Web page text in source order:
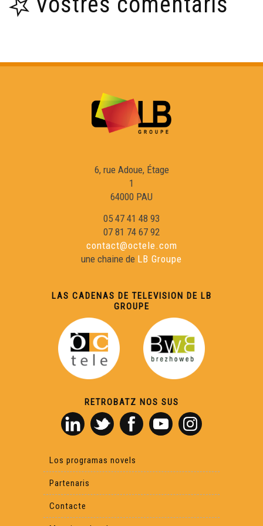
6, rue Adoue, Étage
1
64000 PAU
05 47 41 48 93
07 81 74 67 92
contact@octele.com
une chaine de LB Groupe
LAS CADENAS DE TELEVISION DE LB
GROUPE
RETROBATZ NOS SUS
Los programas novels
Partenaris
Contacte